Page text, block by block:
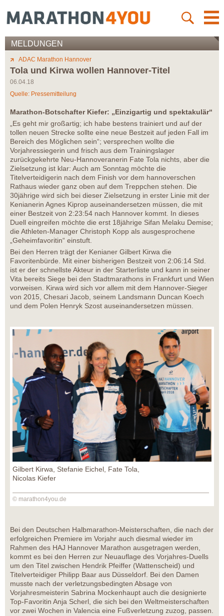
MELDUNGEN
ADAC Marathon Hannover
Tola und Kirwa wollen Hannover-Titel
06.04.18
Quelle: Pressemitteilung
Marathon-Botschafter Kiefer: „Einzigartig und spektakulär“
„Es geht mir großartig; ich habe bestens trainiert und auf der
tollen neuen Strecke sollte eine neue Bestzeit auf jeden Fall im
Bereich des Möglichen sein“; versprechen wollte die
Vorjahressiegerin und frisch aus dem Trainingslager
zurückgekehrte Neu-Hannoveranerin Fate Tola nichts, aber die
Zielsetzung ist klar: Auch am Sonntag möchte die
Titelverteidigerin nach dem Finish vor dem hannoverschen
Rathaus wieder ganz oben auf dem Treppchen stehen. Die
30jährige wird sich bei dieser Zielsetzung in erster Linie mit der
Kenianerin Agnes Kiprop auseinandersetzen müssen, die mit
einer Bestzeit von 2:23:54 nach Hannover kommt. In dieses
Duell eingreifen möchte die erst 18jährige Sifan Melaku Demise;
die Athleten-Manager Christoph Kopp als ausgesprochene
„Geheimfavoritin“ einstuft.
Bei den Herren trägt der Kenianer Gilbert Kirwa die
Favoritenbürde. Mit einer bisherigen Bestzeit von 2:06:14 Std.
ist er der schnellste Akteur in der Starterliste und kann in seiner
Vita bereits Siege bei den Stadtmarathons in Frankfurt und Wien
vorweisen. Kirwa wird sich vor allem mit dem Hannover-Sieger
von 2015, Chesari Jacob, seinem Landsmann Duncan Koech
und dem Polen Henryk Szost auseinandersetzen müssen.
Gilbert Kirwa, Stefanie Eichel, Fate Tola,
Nicolas Kiefer
© marathon4you.de
Bei den Deutschen Halbmarathon-Meisterschaften, die nach der
erfolgreichen Premiere im Vorjahr auch diesmal wieder im
Rahmen des HAJ Hannover Marathon ausgetragen werden,
kommt es bei den Herren zur Neuauflage des Vorjahres-Duells
um den Titel zwischen Hendrik Pfeiffer (Wattenscheid) und
Titelverteidiger Philipp Baar aus Düsseldorf. Bei den Damen
musste nach der verletzungsbedingten Absage von
Vorjahresmeisterin Sabrina Mockenhaupt auch die designierte
Top-Favoritin Anja Scherl, die sich bei den Weltmeisterschaften
vor zwei Wochen in Valencia eine Fußverletzung zuzog, passen.